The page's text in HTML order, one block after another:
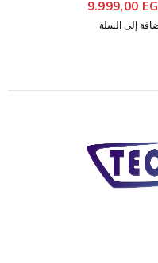
9.999,00
إلى السلة